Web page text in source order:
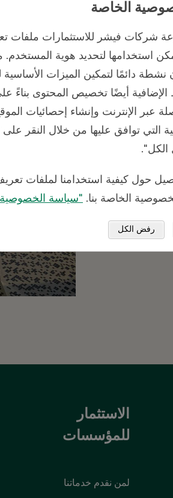
الاستثمار
للمؤسسات
لمن نقدم خدماتنا
الخاصة
شركات فيشر للاستثمارات ملفات
استخدامها لتحديد هوية المستخدم.
نشطة دائمًا لتمكين الميزات
الإضافية أيضًا تخصيص المحتوى بناءً
عبر الإنترنت وإنشاء إحصائيات
التي توافق عليها من خلال النقر
الكل".
حول كيفية استخدامنا لملفات
الخاصة بنا. "سياسة
رفض الكل